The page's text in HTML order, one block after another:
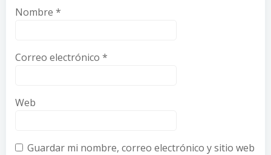
Nombre *
Correo electrónico *
Web
Guardar mi nombre, correo electrónico y sitio web